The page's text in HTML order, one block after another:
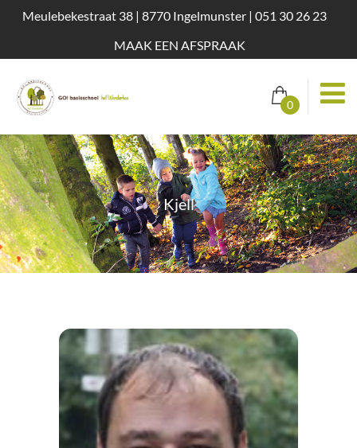
Meulebekestraat 38 | 8770 Ingelmunster | 051 30 26 23
MAAK EEN AFSPRAAK
0
Kjell